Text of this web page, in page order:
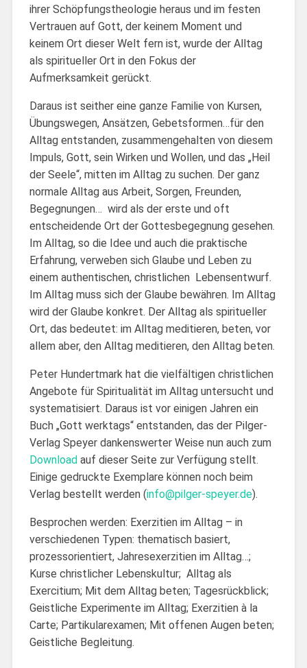
ihrer Schöpfungstheologie heraus und im festen
Vertrauen auf Gott, der keinem Moment und
keinem Ort dieser Welt fern ist, wurde der Alltag
als spiritueller Ort in den Fokus der
Aufmerksamkeit gerückt.
Daraus ist seither eine ganze Familie von Kursen,
Übungswegen, Ansätzen, Gebetsformen…für den
Alltag entstanden, zusammengehalten von diesem
Impuls, Gott, sein Wirken und Wollen, und das „Heil
der Seele“, mitten im Alltag zu suchen. Der ganz
normale Alltag aus Arbeit, Sorgen, Freunden,
Begegnungen… wird als der erste und oft
entscheidende Ort der Gottesbegegnung gesehen.
Im Alltag, so die Idee und auch die praktische
Erfahrung, verweben sich Glaube und Leben zu
einem authentischen, christlichen Lebensentwurf.
Im Alltag muss sich der Glaube bewähren. Im Alltag
wird der Glaube konkret. Der Alltag als spiritueller
Ort, das bedeutet: im Alltag meditieren, beten, vor
allem aber, den Alltag meditieren, den Alltag beten.
Peter Hundertmark hat die vielfältigen christlichen
Angebote für Spiritualität im Alltag untersucht und
systematisiert. Daraus ist vor einigen Jahren ein
Buch „Gott werktags“ entstanden, das der Pilger-
Verlag Speyer dankenswerter Weise nun auch zum
Downloadauf dieser Seite zur Verfügung stellt.
Einige gedruckte Exemplare können noch beim
Verlag bestellt werden (info@pilger-speyer.de).
Besprochen werden: Exerzitien im Alltag – in
verschiedenen Typen: thematisch basiert,
prozessorientiert, Jahresexerzitien im Alltag…;
Kurse christlicher Lebenskultur; Alltag als
Exercitium; Mit dem Alltag beten; Tagesrückblick;
Geistliche Experimente im Alltag; Exerzitien à la
Carte; Partikularexamen; Mit offenen Augen beten;
Geistliche Begleitung.